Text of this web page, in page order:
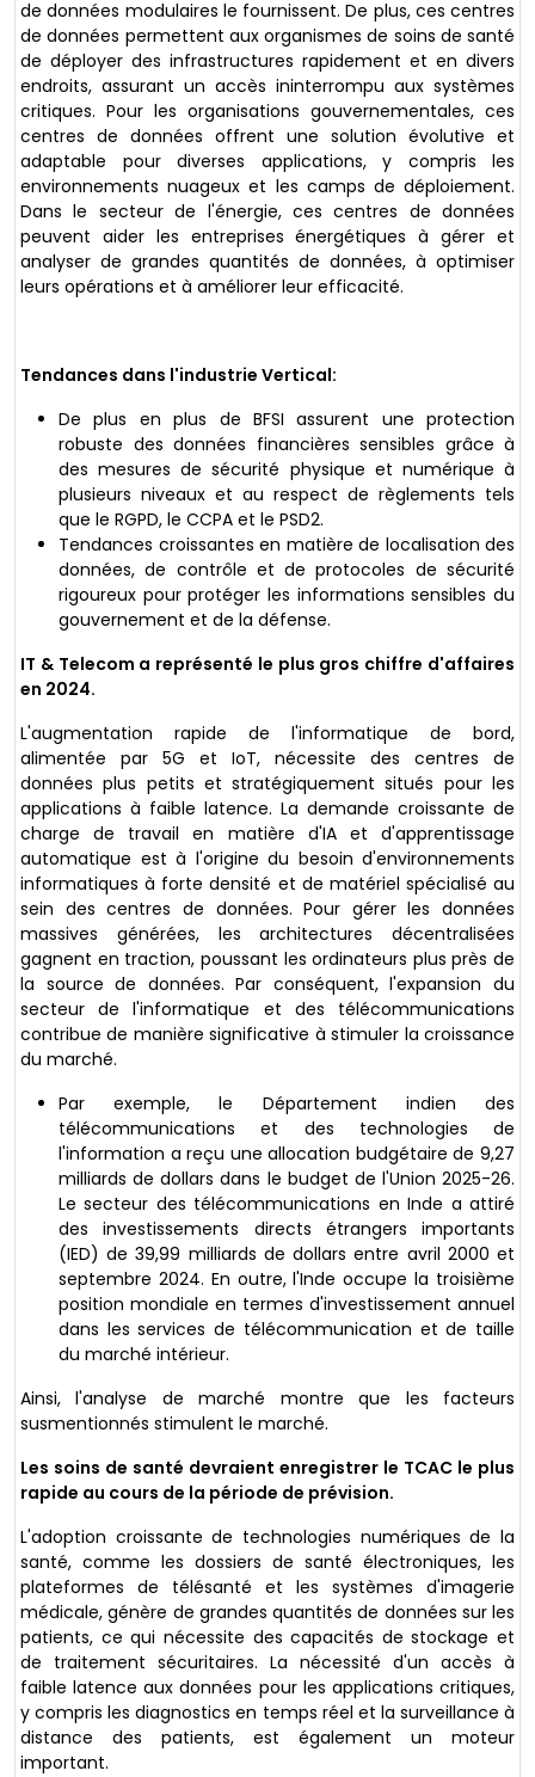
de données modulaires le fournissent. De plus, ces centres
de données permettent aux organismes de soins de santé
de déployer des infrastructures rapidement et en divers
endroits, assurant un accès ininterrompu aux systèmes
critiques. Pour les organisations gouvernementales, ces
centres de données offrent une solution évolutive et
adaptable pour diverses applications, y compris les
environnements nuageux et les camps de déploiement.
Dans le secteur de l'énergie, ces centres de données
peuvent aider les entreprises énergétiques à gérer et
analyser de grandes quantités de données, à optimiser
leurs opérations et à améliorer leur efficacité.
Tendances dans l'industrie Vertical:
De plus en plus de BFSI assurent une protection
robuste des données financières sensibles grâce à
des mesures de sécurité physique et numérique à
plusieurs niveaux et au respect de règlements tels
que le RGPD, le CCPA et le PSD2.
Tendances croissantes en matière de localisation des
données, de contrôle et de protocoles de sécurité
rigoureux pour protéger les informations sensibles du
gouvernement et de la défense.
IT & Telecom a représenté le plus gros chiffre d'affaires
en 2024.
L'augmentation rapide de l'informatique de bord,
alimentée par 5G et IoT, nécessite des centres de
données plus petits et stratégiquement situés pour les
applications à faible latence. La demande croissante de
charge de travail en matière d'IA et d'apprentissage
automatique est à l'origine du besoin d'environnements
informatiques à forte densité et de matériel spécialisé au
sein des centres de données. Pour gérer les données
massives générées, les architectures décentralisées
gagnent en traction, poussant les ordinateurs plus près de
la source de données. Par conséquent, l'expansion du
secteur de l'informatique et des télécommunications
contribue de manière significative à stimuler la croissance
du marché.
Par exemple, le Département indien des
télécommunications et des technologies de
l'information a reçu une allocation budgétaire de 9,27
milliards de dollars dans le budget de l'Union 2025-26.
Le secteur des télécommunications en Inde a attiré
des investissements directs étrangers importants
(IED) de 39,99 milliards de dollars entre avril 2000 et
septembre 2024. En outre, l'Inde occupe la troisième
position mondiale en termes d'investissement annuel
dans les services de télécommunication et de taille
du marché intérieur.
Ainsi, l'analyse de marché montre que les facteurs
susmentionnés stimulent le marché.
Les soins de santé devraient enregistrer le TCAC le plus
rapide au cours de la période de prévision.
L'adoption croissante de technologies numériques de la
santé, comme les dossiers de santé électroniques, les
plateformes de télésanté et les systèmes d'imagerie
médicale, génère de grandes quantités de données sur les
patients, ce qui nécessite des capacités de stockage et
de traitement sécuritaires. La nécessité d'un accès à
faible latence aux données pour les applications critiques,
y compris les diagnostics en temps réel et la surveillance à
distance des patients, est également un moteur
important.